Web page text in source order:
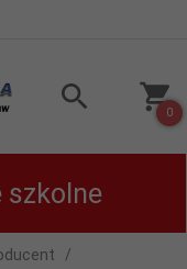
0
szkolne